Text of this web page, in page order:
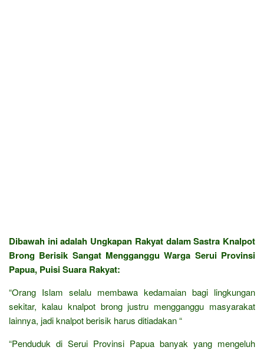
Dibawah ini adalah Ungkapan Rakyat dalam Sastra Knalpot
Brong Berisik Sangat Mengganggu Warga Serui Provinsi
Papua, Puisi Suara Rakyat:
“Orang Islam selalu membawa kedamaian bagi lingkungan
sekitar, kalau knalpot brong justru mengganggu masyarakat
lainnya, jadi knalpot berisik harus ditiadakan “
“Penduduk di Serui Provinsi Papua banyak yang mengeluh